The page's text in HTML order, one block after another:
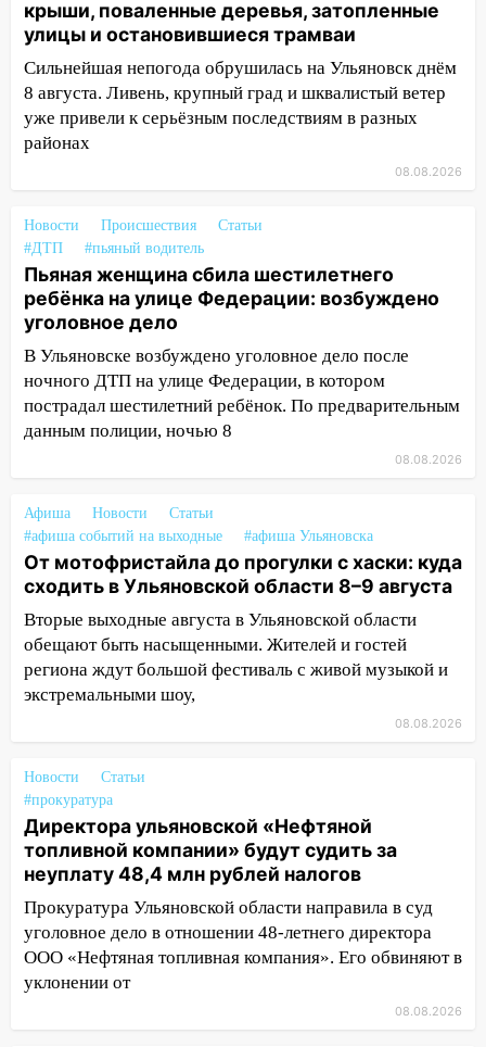
13:22 Упавшие деревья перекрыли
дороги в Ульяновске: фото
13:17 Непогода в Ульяновске не
закончится сегодня: сильные ливни
сохранятся 9 августа
знакомого 191 тысячу рублей
13:14 Ураган оторвал светофор на
проспекте Филатова в Ульяновске
13:12
Дерево пробило крышу дома на
Новгородской в Ульяновске и рухнуло
на электрощит
13:10 В Заволжском районе дерево
сорванные крыши, поваленные деревья,
затопленные улицы и остановившиеся
трамваи
12:17
Ульяновск накрыл крупный град:
после ливня город снова уходит под
воду
12:12 Прокуратура взяла на контроль
ДТП с шестилетним ребёнком на улице
12:01
Пьяная женщина сбила
шестилетнего ребёнка на улице
Федерации: возбуждено уголовное дело
11:16 В Ульяновске ищут 37-летнего
мужчину, пропавшего ещё 19 июля
10:30 От мотофристайла до прогулки с
хаски: куда сходить в Ульяновской
области 8–9 августа
крыши, поваленные деревья, затопленные
улицы и остановившиеся трамваи
Сильнейшая непогода обрушилась на Ульяновск днём
8 августа. Ливень, крупный град и шквалистый ветер
уже привели к серьёзным последствиям в разных
районах
08.08.2026
Новости Происшествия
Статьи
#ДТП
#пьяный водитель
Пьяная женщина сбила шестилетнего
ребёнка на улице Федерации: возбуждено
уголовное дело
В Ульяновске возбуждено уголовное дело после
ночного ДТП на улице Федерации, в котором
пострадал шестилетний ребёнок. По предварительным
данным полиции, ночью 8
08.08.2026
Афиша Новости
Статьи
#афиша событий на выходные
#афиша Ульяновска
От мотофристайла до прогулки с хаски: куда
сходить в Ульяновской области 8–9 августа
Вторые выходные августа в Ульяновской области
обещают быть насыщенными. Жителей и гостей
региона ждут большой фестиваль с живой музыкой и
экстремальными шоу,
08.08.2026
Новости
Статьи
#прокуратура
Директора ульяновской «Нефтяной
топливной компании» будут судить за
неуплату 48,4 млн рублей налогов
Прокуратура Ульяновской области направила в суд
уголовное дело в отношении 48-летнего директора
ООО «Нефтяная топливная компания». Его обвиняют в
уклонении от
08.08.2026